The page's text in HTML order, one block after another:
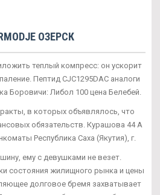
ОЗЕРСК
теплый компресс: он ускорит
Пептид CJC1295DAC аналоги
Боровичи: Либол 100 цена Белебей.
в которых объявлялось, что
обязательств. Курашова 44 А
Республика Саха (Якутия), г.
ему с девушками не везет.
состояния жилищного рынка и цены
долговое бремя захватывает